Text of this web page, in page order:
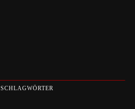
SCHLAGWÖRTER